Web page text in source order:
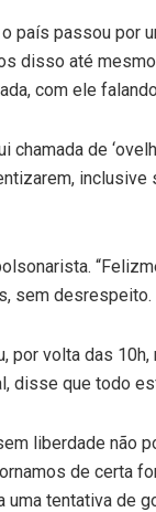
país passou por
disso até
com ele
chamada de
sem
por volta das
disse que todo
liberdade não
de certa
uma tentativa de